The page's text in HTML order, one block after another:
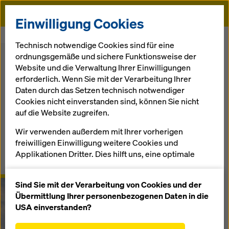
Doka
Ringlock - Das Modulgerüst von Doka
Zurück zur Übersicht
Ringlock
Das Modulgerüst von Doka
Überblick
Einwilligung Cookies
Technisch notwendige Cookies sind für eine
ordnungsgemäße und sichere Funktionsweise der
Website und die Verwaltung Ihrer Einwilligungen
erforderlich. Wenn Sie mit der Verarbeitung Ihrer
Daten durch das Setzen technisch notwendiger
Cookies nicht einverstanden sind, können Sie nicht
auf die Website zugreifen.
Wir verwenden außerdem mit Ihrer vorherigen
freiwilligen Einwilligung weitere Cookies und
Applikationen Dritter. Dies hilft uns, eine optimale
die Funktionalität unserer Website ständig zu
verbessern (Funktionale und Statistik Cookies),
Sind Sie mit der Verarbeitung von Cookies und der
Übermittlung Ihrer personenbezogenen Daten in die
USA einverstanden?